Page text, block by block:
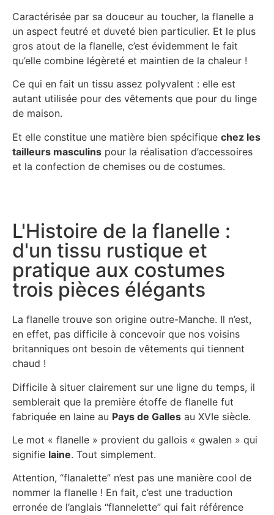
Caractérisée par sa douceur au toucher, la flanelle a
un aspect feutré et duveté bien particulier. Et le plus
gros atout de la flanelle, c’est évidemment le fait
qu’elle combine légèreté et maintien de la chaleur !
Ce qui en fait un tissu assez polyvalent : elle est
autant utilisée pour des vêtements que pour du linge
de maison.
Et elle constitue une matière bien spécifique chez les
tailleurs masculins pour la réalisation d’accessoires
et la confection de chemises ou de costumes.
L'Histoire de la flanelle :
d'un tissu rustique et
pratique aux costumes
trois pièces élégants
La flanelle trouve son origine outre-Manche. Il n’est,
en effet, pas difficile à concevoir que nos voisins
britanniques ont besoin de vêtements qui tiennent
chaud !
Difficile à situer clairement sur une ligne du temps, il
semblerait que la première étoffe de flanelle fut
fabriquée en laine au Pays de Galles au XVIe siècle.
Le mot « flanelle » provient du gallois « gwalen » qui
signifie laine. Tout simplement.
Attention, “flanalette” n’est pas une manière cool de
nommer la flanelle ! En fait, c’est une traduction
erronée de l’anglais “flannelette” qui fait référence